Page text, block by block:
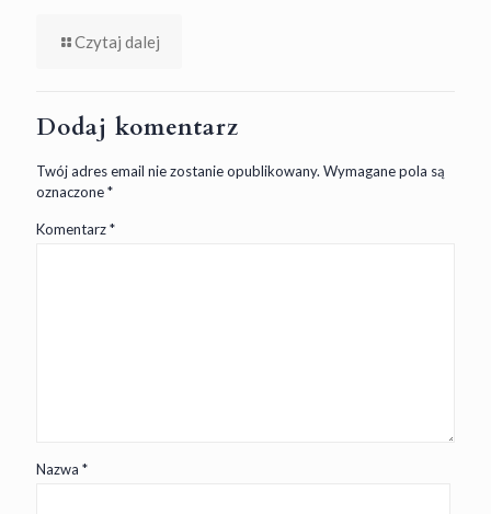
Czytaj dalej
Dodaj komentarz
Twój adres email nie zostanie opublikowany. Wymagane pola są
oznaczone*
Komentarz*
Nazwa *